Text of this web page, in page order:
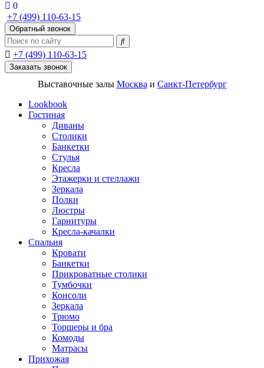
0
+7 (499) 110-63-15
Обратный звонок
+7 (499) 110-63-15
Заказать звонок
Выставочные залы Москва и Санкт-Петербург
Lookbook
Гостиная
Диваны
Столики
Банкетки
Стулья
Кресла
Этажерки и стеллажи
Зеркала
Полки
Люстры
Гарнитуры
Кресла-качалки
Спальня
Кровати
Банкетки
Прикроватные столики
Тумбочки
Консоли
Зеркала
Трюмо
Торшеры и бра
Комоды
Матрасы
Прихожая